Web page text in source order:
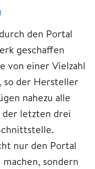
den Portal
geschaffen
von einer Vielzahl
so der Hersteller
nahezu alle
der letzten drei
nur den Portal
sondern